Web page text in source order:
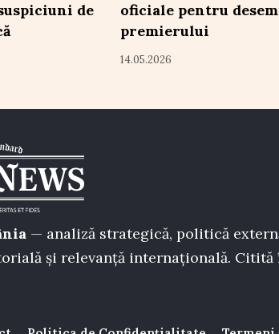
de
oficiale pentru
premierului
14.05.2026
— analiză strategică, politică
și relevanță internațională.